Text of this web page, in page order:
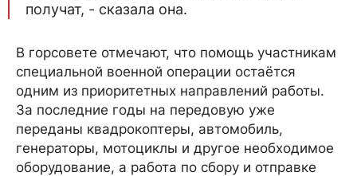
получат, - сказала она.
В горсовете отмечают, что помощь участникам
специальной военной операции остаётся
одним из приоритетных направлений работы.
За последние годы на передовую уже
переданы квадрокоптеры, автомобиль,
генераторы, мотоциклы и другое необходимое
оборудование, а работа по сбору и отправке